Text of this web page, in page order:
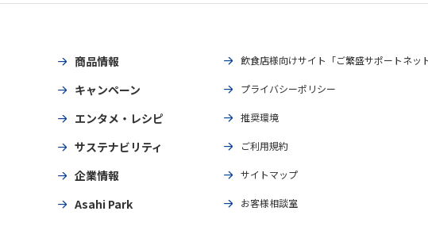
商品情報
キャンペーン
エンタメ・レシピ
サステナビリティ
企業情報
Asahi Park
飲食店様向けサイト「ご繁盛サポートネット
プライバシーポリシー
推奨環境
ご利用規約
サイトマップ
お客様相談室